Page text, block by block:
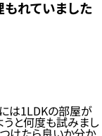
れていました
は1LDKの部屋が
うと何度も試みまし